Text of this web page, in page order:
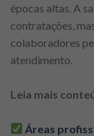
épocas altas. A
contratações,
colaboradores
atendimento.
Leia mais
Áreas